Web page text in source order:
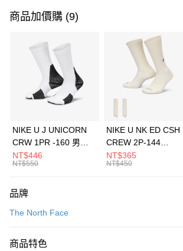
信用卡一次付款
3 期 0 利率 每期
合作金庫商業銀行
第一商業銀行
華南商業銀行
彰化商業銀行
上海商業儲蓄銀行
元大商業銀行
台灣樂天信用卡公司
Apple Pay
全盈+PAY
AFTEE先享後付
【關於「AFTEE先享後付」】
便利好安心！
３．安心：先確認商品／服務後，再付款。
運送方式
每筆NT$100，滿NT$1,500(含以上)免運費
商品加價購 (9)
NIKE U J UNICORN
CRW 1PR -160 男女
中統襪 FZ3393100
NT$446
NT$550
NIKE U NK ED CSH
CREW 2P-144
EMBRDY 男女 短統襪
FZ3073133
NT$365
NT$450
品牌
The North Face
商品特色